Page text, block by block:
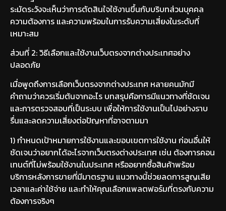
ระมัดระวังจะเห็นว่าการตัดสินใจใช้งานขึ้นกับบริบทส่วนบุคคล
ความต้องการ และความพร้อมในการรับความเสี่ยงในระดับที่
เหมาะสม
ส่วนที่ 2: วิธีเลือกและใช้งานเว็บตรงจากต่างประเทศอย่าง
ปลอดภัย
เมื่อพูดถึงการเลือกเว็บตรงจากต่างประเทศ หลายคนมักมี
คำถามว่าควรเริ่มต้นจากอะไร บทสรุปคือการมีแนวทางที่ชัดเจน
และการตรวจสอบที่เป็นระบบ เพื่อให้การใช้งานเป็นไปอย่างราบ
รื่นและลดความเสี่ยงต่อปัญหาที่อาจตามมา
1) กำหนดเป้าหมายการใช้งานและขอบเขตการใช้งาน ก่อนอื่นให้
ชัดเจนว่าอยากได้อะไรจากเว็บตรงต่างประเทศ เช่น ต้องการคอน
เทนต์ที่ไม่พร้อมใช้งานในประเทศ หรืออยากซื้อสินค้าพร้อม
บริการหลังการขายที่มีมาตรฐาน แนวทางนี้ช่วยลดการสูญเสีย
เวลาและค่าใช้จ่าย และทำให้คุณเลือกแพลตฟอร์มที่ตรงกับความ
ต้องการจริงๆ